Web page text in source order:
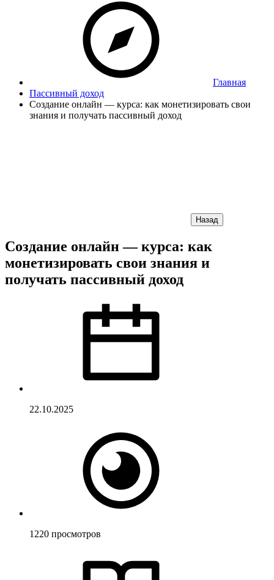
Главная
Пассивный доход
Создание онлайн — курса: как монетизировать свои
знания и получать пассивный доход
Назад
Создание онлайн — курса: как
монетизировать свои знания и
получать пассивный доход
22.10.2025
1220 просмотров